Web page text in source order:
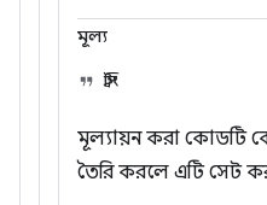
মূল্য
স্ট্রিং
মূল্যায়ন করা কোডটি
তৈরি করলে এটি সেট